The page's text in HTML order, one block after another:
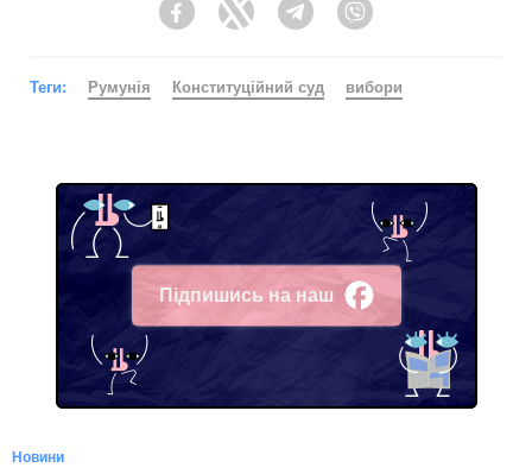
FacebookTwitter Telegram
Теги: Румунія Конституційний суд вибори
Підпишись на наш
Facebook
Новини